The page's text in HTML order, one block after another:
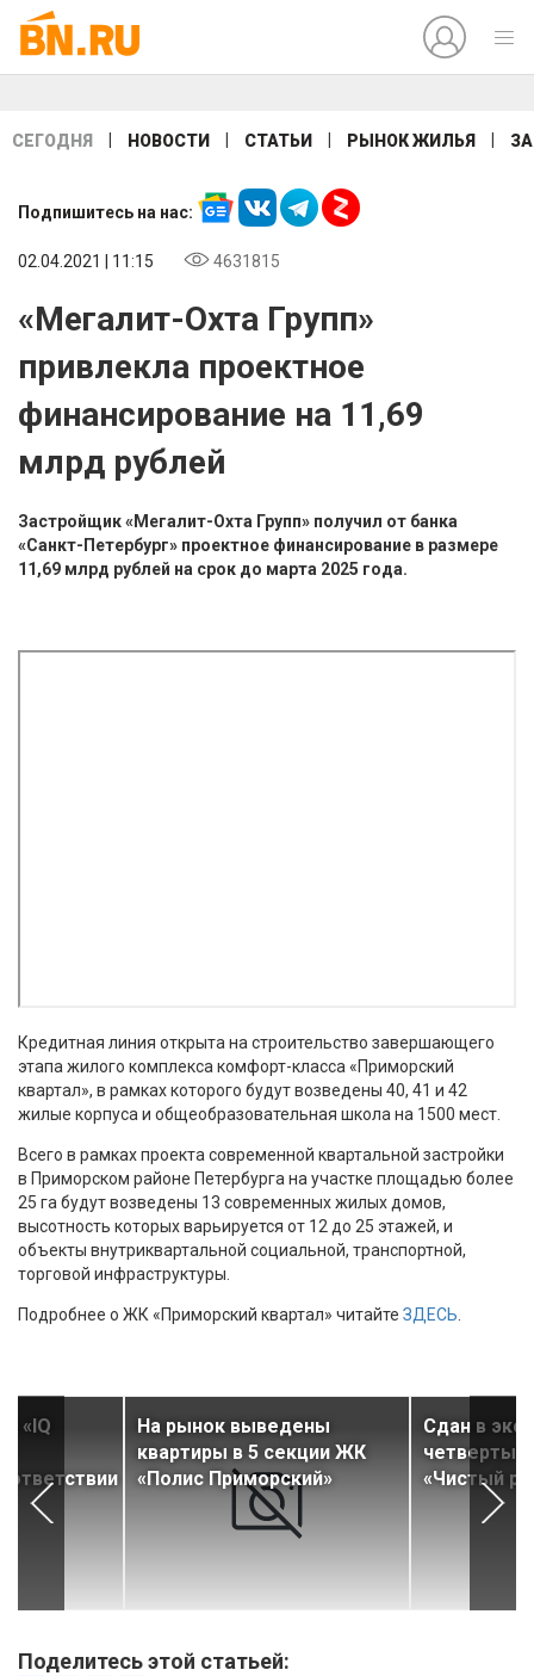
СЕГОДНЯ НОВОСТИ СТАТЬИ РЫНОК ЖИЛЬЯ
Подпишитесь на нас:
02.04.2021 | 11:15 4631815
«Мегалит-Охта Групп»
привлекла проектное
финансирование на 11,69
млрд рублей
Застройщик «Мегалит-Охта Групп» получил от банка
«Санкт-Петербург» проектное финансирование в размере
11,69 млрд рублей на срок до марта 2025 года.
Кредитная линия открыта на строительство завершающего
этапа жилого комплекса комфорт-класса «Приморский
квартал», в рамках которого будут возведены 40, 41 и 42
жилые корпуса и общеобразовательная школа на 1500 мест.
Всего в рамках проекта современной квартальной застройки
в Приморском районе Петербурга на участке площадью более
25 га будут возведены 13 современных жилых домов,
высотность которых варьируется от 12 до 25 этажей, и
объекты внутриквартальной социальной, транспортной,
торговой инфраструктуры.
Подробнее о ЖК «Приморский квартал» читайте ЗДЕСЬ
«IQ
На рынок выведены
квартиры в 5 секции ЖК
«Полис Приморский»
Сдан в
четвертый
«Чистый
Поделитесь этой статьей: